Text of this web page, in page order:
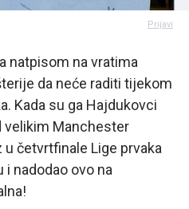
Prijavi
natpisom na vratima
da neće raditi tijekom
Kada su ga Hajdukovci
velikim Manchester
četvrtfinale Lige prvaka
i nadodao ovo na